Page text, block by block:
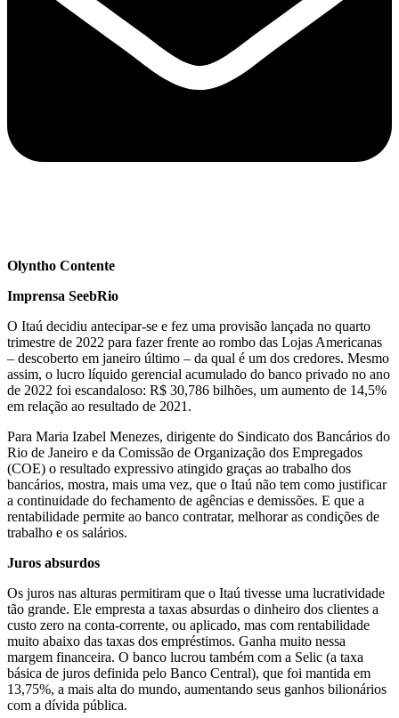
Olyntho Contente
Imprensa SeebRio
O Itaú decidiu antecipar-se e fez uma provisão lançada no quarto
trimestre de 2022 para fazer frente ao rombo das Lojas Americanas
– descoberto em janeiro último – da qual é um dos credores. Mesmo
assim, o lucro líquido gerencial acumulado do banco privado no ano
de 2022 foi escandaloso: R$ 30,786 bilhões, um aumento de 14,5%
em relação ao resultado de 2021.
Para Maria Izabel Menezes, dirigente do Sindicato dos Bancários do
Rio de Janeiro e da Comissão de Organização dos Empregados
(COE) o resultado expressivo atingido graças ao trabalho dos
bancários, mostra, mais uma vez, que o Itaú não tem como justificar
a continuidade do fechamento de agências e demissões. E que a
rentabilidade permite ao banco contratar, melhorar as condições de
trabalho e os salários.
Juros absurdos
Os juros nas alturas permitiram que o Itaú tivesse uma lucratividade
tão grande. Ele empresta a taxas absurdas o dinheiro dos clientes a
custo zero na conta-corrente, ou aplicado, mas com rentabilidade
muito abaixo das taxas dos empréstimos. Ganha muito nessa
margem financeira. O banco lucrou também com a Selic (a taxa
básica de juros definida pelo Banco Central), que foi mantida em
13,75%, a mais alta do mundo, aumentando seus ganhos bilionários
com a dívida pública.